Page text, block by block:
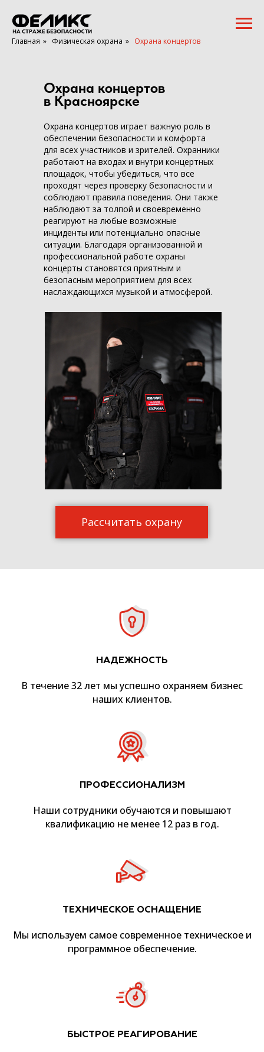
Главная » Физическая охрана » Охрана концертов
Охрана концертов
в Красноярске
Охрана концертов играет важную роль в
обеспечении безопасности и комфорта
для всех участников и зрителей. Охранники
работают на входах и внутри концертных
площадок, чтобы убедиться, что все
проходят через проверку безопасности и
соблюдают правила поведения. Они также
наблюдают за толпой и своевременно
реагируют на любые возможные
инциденты или потенциально опасные
ситуации. Благодаря организованной и
профессиональной работе охраны
концерты становятся приятным и
безопасным мероприятием для всех
наслаждающихся музыкой и атмосферой.
Рассчитать охрану
НАДЕЖНОСТЬ
В течение 32 лет мы успешно охраняем бизнес
наших клиентов.
ПРОФЕССИОНАЛИЗМ
Наши сотрудники обучаются и повышают
квалификацию не менее 12 раз в год.
ТЕХНИЧЕСКОЕ ОСНАЩЕНИЕ
Мы используем самое современное техническое и
программное обеспечение.
БЫСТРОЕ РЕАГИРОВАНИЕ